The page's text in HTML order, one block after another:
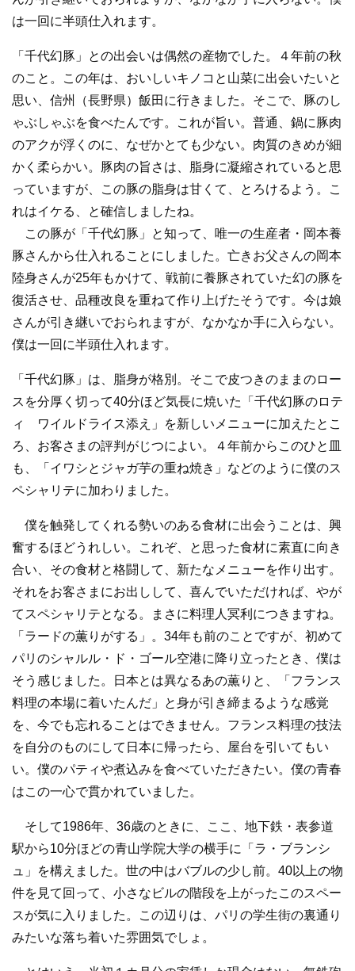
は一回に半頭仕入れます。
「千代幻豚」との出会いは偶然の産物でした。４年前の秋
のこと。この年は、おいしいキノコと山菜に出会いたいと
思い、信州（長野県）飯田に行きました。そこで、豚のし
ゃぶしゃぶを食べたんです。これが旨い。普通、鍋に豚肉
のアクが浮くのに、なぜかとても少ない。肉質のきめが細
かく柔らかい。豚肉の旨さは、脂身に凝縮されていると思
っていますが、この豚の脂身は甘くて、とろけるよう。こ
れはイケる、と確信しましたね。
この豚が「千代幻豚」と知って、唯一の生産者・岡本養
豚さんから仕入れることにしました。亡きお父さんの岡本
陸身さんが25年もかけて、戦前に養豚されていた幻の豚を
復活させ、品種改良を重ねて作り上げたそうです。今は娘
さんが引き継いでおられますが、なかなか手に入らない。
僕は一回に半頭仕入れます。
「千代幻豚」は、脂身が格別。そこで皮つきのままのロー
スを分厚く切って40分ほど気長に焼いた「千代幻豚のロテ
ィ ワイルドライス添え」を新しいメニューに加えたとこ
ろ、お客さまの評判がじつによい。４年前からこのひと皿
も、「イワシとジャガ芋の重ね焼き」などのように僕のス
ペシャリテに加わりました。
僕を触発してくれる勢いのある食材に出会うことは、興
奮するほどうれしい。これぞ、と思った食材に素直に向き
合い、その食材と格闘して、新たなメニューを作り出す。
それをお客さまにお出しして、喜んでいただければ、やが
てスペシャリテとなる。まさに料理人冥利につきますね。
「ラードの薫りがする」。34年も前のことですが、初めて
パリのシャルル・ド・ゴール空港に降り立ったとき、僕は
そう感じました。日本とは異なるあの薫りと、「フランス
料理の本場に着いたんだ」と身が引き締まるような感覚
を、今でも忘れることはできません。フランス料理の技法
を自分のものにして日本に帰ったら、屋台を引いてもい
い。僕のパティや煮込みを食べていただきたい。僕の青春
はこの一心で貫かれていました。
そして1986年、36歳のときに、ここ、地下鉄・表参道
駅から10分ほどの青山学院大学の横手に「ラ・ブランシ
ュ」を構えました。世の中はバブルの少し前。40以上の物
件を見て回って、小さなビルの階段を上がったこのスペー
スが気に入りました。この辺りは、パリの学生街の裏通り
みたいな落ち着いた雰囲気でしょ。